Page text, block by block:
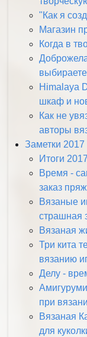
"Как я
Магазин
Когда в
Himalaya
шкаф и
Как не
авторы
Заметки 2017
Итоги
Время -
заказ
Вязаные
страшная
Вязаная
Три кита
вязанию
Делу -
при
Вязаная
для